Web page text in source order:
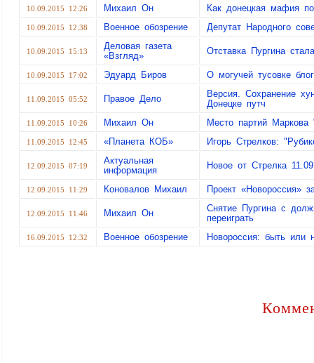
10.09.2015 12:26 Михаил Он Как донецкая мафия
10.09.2015 12:38 Военное обозрение Депутат Народного
10.09.2015 15:13
Деловая газета
«Взгляд»
Отставка Пургина
10.09.2015 17:02 Эдуард Биров О могучей тусовке
11.09.2015 05:52 Правое Дело
Версия. Сохранение
Донецке путч
11.09.2015 10:26 Михаил Он Место партий
11.09.2015 12:45 «Планета КОБ» Игорь Стрелков:
12.09.2015 07:19
Актуальная
информация
Новое от Стрелка
12.09.2015 11:29 Коновалов Михаил Проект «Новороссия»
12.09.2015 11:46 Михаил Он
Снятие Пургина с
переиграть
16.09.2015 12:32 Военное обозрение Новороссия: быть или